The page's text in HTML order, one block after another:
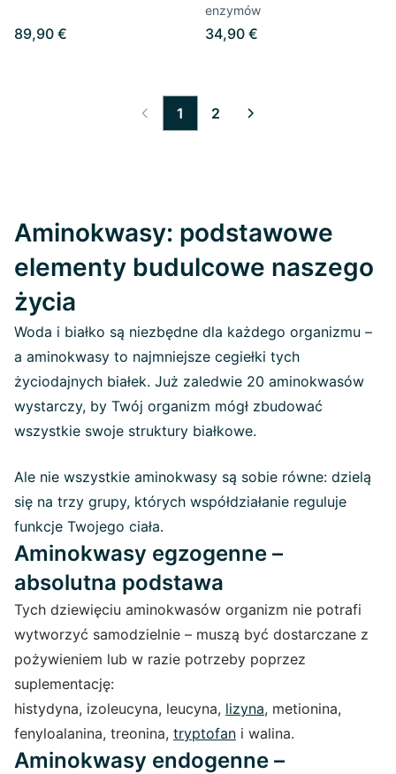
89,90 €
enzymów
34,90 €
1 2
Aminokwasy: podstawowe
elementy budulcowe naszego
życia
Woda i białko są niezbędne dla każdego organizmu –
a aminokwasy to najmniejsze cegiełki tych
życiodajnych białek. Już zaledwie 20 aminokwasów
wystarczy, by Twój organizm mógł zbudować
wszystkie swoje struktury białkowe.
Ale nie wszystkie aminokwasy są sobie równe: dzielą
się na trzy grupy, których współdziałanie reguluje
funkcje Twojego ciała.
Aminokwasy egzogenne –
absolutna podstawa
Tych dziewięciu aminokwasów organizm nie potrafi
wytworzyć samodzielnie – muszą być dostarczane z
pożywieniem lub w razie potrzeby poprzez
suplementację:
histydyna, izoleucyna, leucyna, lizyna, metionina,
fenyloalanina, treonina, tryptofan i walina.
Aminokwasy endogenne –